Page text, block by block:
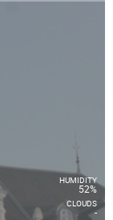
HUMIDITY
52%
CLOUDS
-